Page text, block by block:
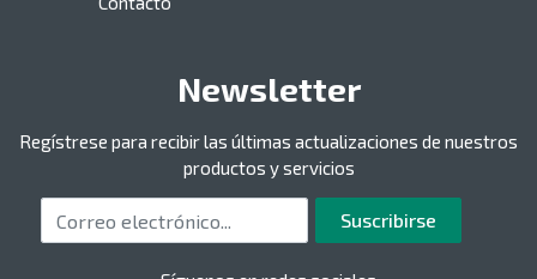
Newsletter
Regístrese para recibir las últimas actualizaciones de nuestros
productos y servicios
Correo electrónico Suscribirse